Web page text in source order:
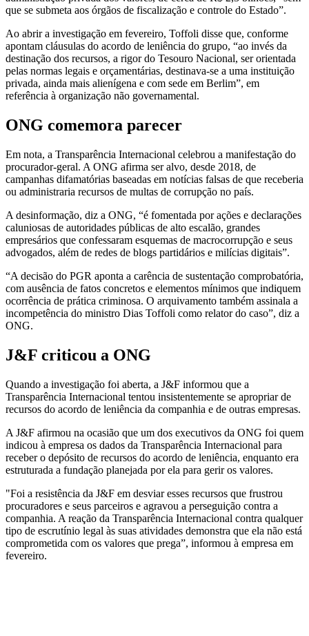
que se submeta aos órgãos de fiscalização e controle do Estado”.
Ao abrir a investigação em fevereiro, Toffoli disse que, conforme
apontam cláusulas do acordo de leniência do grupo, “ao invés da
destinação dos recursos, a rigor do Tesouro Nacional, ser orientada
pelas normas legais e orçamentárias, destinava-se a uma instituição
privada, ainda mais alienígena e com sede em Berlim”, em
referência à organização não governamental.
ONG comemora parecer
Em nota, a Transparência Internacional celebrou a manifestação do
procurador-geral. A ONG afirma ser alvo, desde 2018, de
campanhas difamatórias baseadas em notícias falsas de que receberia
ou administraria recursos de multas de corrupção no país.
A desinformação, diz a ONG, “é fomentada por ações e declarações
caluniosas de autoridades públicas de alto escalão, grandes
empresários que confessaram esquemas de macrocorrupção e seus
advogados, além de redes de blogs partidários e milícias digitais”.
“A decisão do PGR aponta a carência de sustentação comprobatória,
com ausência de fatos concretos e elementos mínimos que indiquem
ocorrência de prática criminosa. O arquivamento também assinala a
incompetência do ministro Dias Toffoli como relator do caso”, diz a
ONG.
J&F criticou a ONG
Quando a investigação foi aberta, a J&F informou que a
Transparência Internacional tentou insistentemente se apropriar de
recursos do acordo de leniência da companhia e de outras empresas.
A J&F afirmou na ocasião que um dos executivos da ONG foi quem
indicou à empresa os dados da Transparência Internacional para
receber o depósito de recursos do acordo de leniência, enquanto era
estruturada a fundação planejada por ela para gerir os valores.
"Foi a resistência da J&F em desviar esses recursos que frustrou
procuradores e seus parceiros e agravou a perseguição contra a
companhia. A reação da Transparência Internacional contra qualquer
tipo de escrutínio legal às suas atividades demonstra que ela não está
comprometida com os valores que prega”, informou à empresa em
fevereiro.